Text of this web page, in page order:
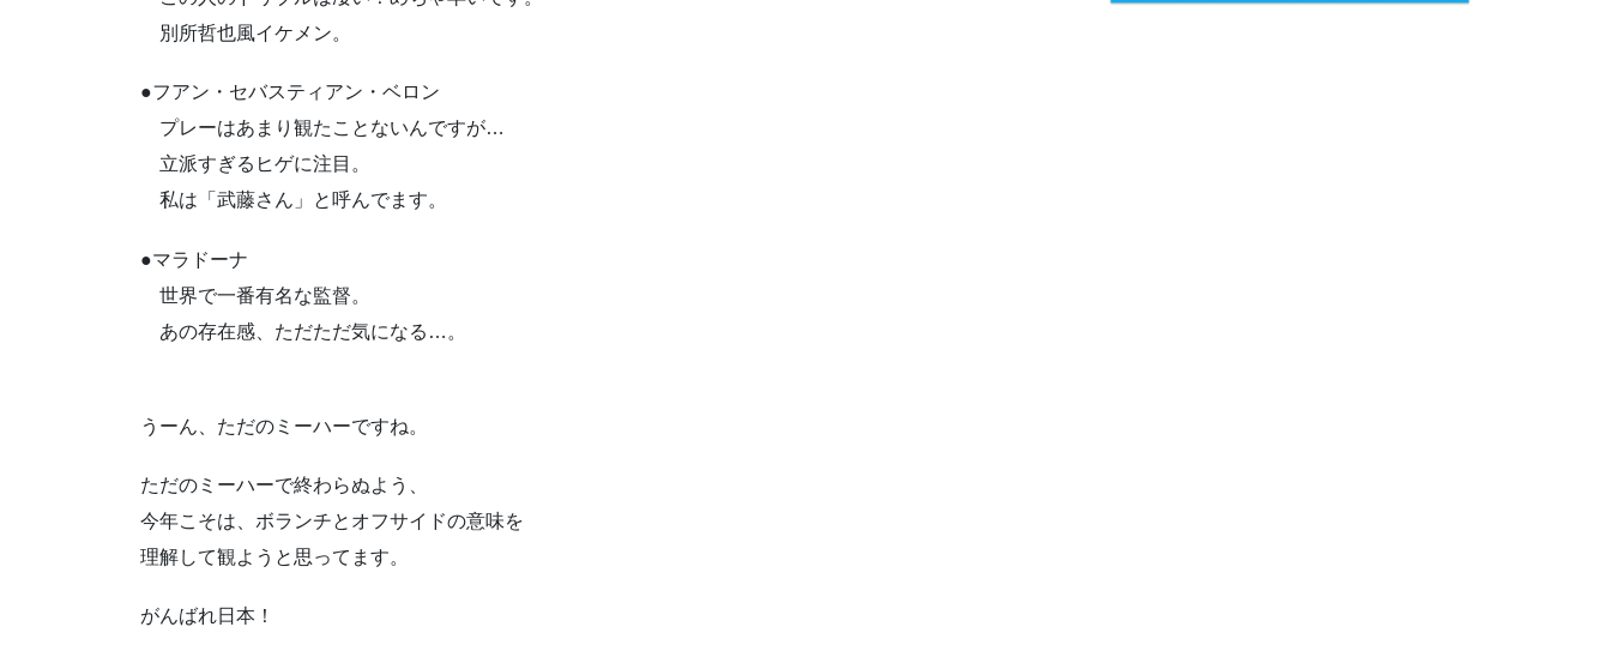
別所哲也風イケメン。
●フアン・セバスティアン・ベロン
プレーはあまり観たことないんですが…
立派すぎるヒゲに注目。
私は「武藤さん」と呼んでます。
●マラドーナ
世界で一番有名な監督。
あの存在感、ただただ気になる…。
うーん、ただのミーハーですね。
ただのミーハーで終わらぬよう、
今年こそは、ボランチとオフサイドの意味を
理解して観ようと思ってます。
がんばれ日本！